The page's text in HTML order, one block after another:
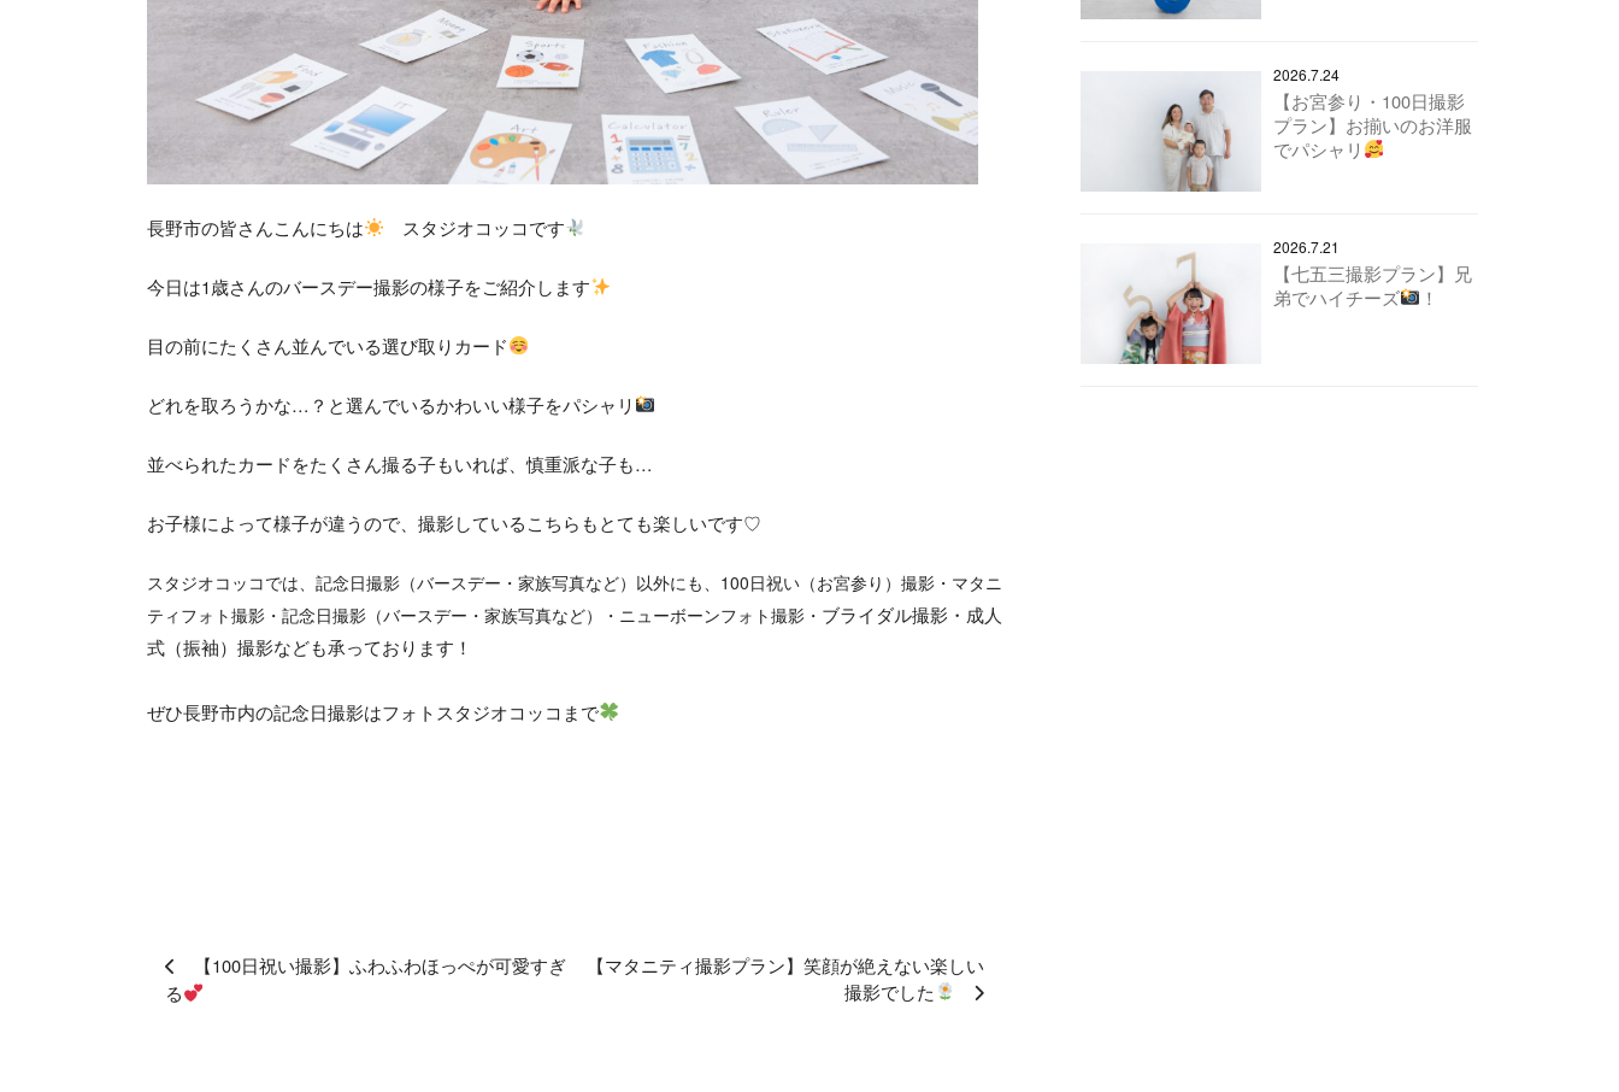
長野市の皆さんこんにちは スタジオコッコです
今日は1歳さんのバースデー撮影の様子をご紹介します
目の前にたくさん並んでいる選び取りカード
どれを取ろうかな…？と選んでいるかわいい様子をパシャリ
並べられたカードをたくさん撮る子もいれば、慎重派な子も…
お子様によって様子が違うので、撮影しているこちらもとても楽しいです♡
スタジオコッコでは、 記念日撮影（バースデー・家族写真など） 以外にも、 100日祝い（お宮参り）撮影・マタニ
ティフォト撮影・記念日撮影（バースデー・家族写真など）・ニューボーンフォト撮影・ ブライダル撮影・成人
式（振袖）撮影なども承っております！
ぜひ長野市内の記念日撮影はフォトスタジオコッコまで
【100日祝い撮影】ふわふわほっぺが可愛すぎ
る
【マタニティ撮影プラン】笑顔が絶えない楽しい
撮影でした
2026.7.24
【お宮参り・100日撮影
プラン】お揃いのお洋服
でパシャリ
2026.7.21
【七五三撮影プラン】兄
弟でハイチーズ
！